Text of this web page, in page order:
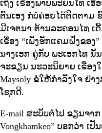
ເຖິງ ເຣື່ອງພາບພະຍົນໄທ ເອື້
ຕົນເອງ ກໍ່ບໍ່ຄ່ອຍໄດ້ຕິດຕາມ
ມີເຈຕນາ ຕ້ານລະຄອນໄທ ເ
ເຣື່ອງ “ເພັງຮັກແຄມຝັ່ງຂອງ
ນາງເອກ ຄູ່ກັບ ພະເອກໄທ ນັ້
ຈະຂຽນ ນະວະນິຍາຍ ເຣື່ອງ
Maysoly ຂໍໃຫ້ກຳລັງໃຈ ຢ່າ
ໂຊກດີ.
E-mail ສະບັບຕໍ່ໄປ ຂຽນຈາ
Vongkhamkeo” ບອກວ່າ ເ